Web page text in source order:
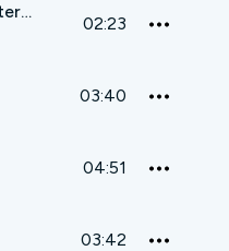
Antidote - Remastered
02:23
03:40
04:51
03:42